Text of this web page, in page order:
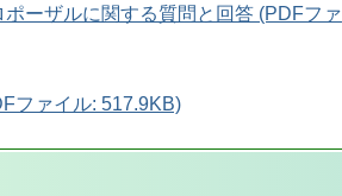
ーザルに関する質問と回答 (PDFファ
ファイル: 517.9KB)